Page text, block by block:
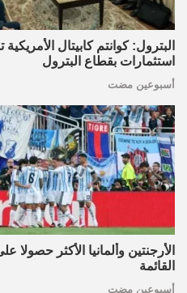
البترول: كوانتم كابيتال
استثمارات بقطاع البترول
أسبوعين مضت
الأرجنتين وألمانيا الأكثر
القائمة
أسبوعين مضت